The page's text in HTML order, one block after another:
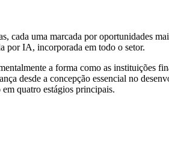
uma marcada por oportunidades
por IA, incorporada em todo o setor.
a forma como as instituições
desde a concepção essencial no
quatro estágios principais.